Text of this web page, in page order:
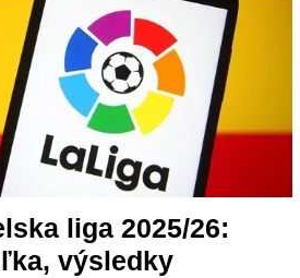
liga 2025/26:
výsledky